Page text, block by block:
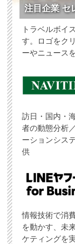
注目企業 セ
トラベルボイ
す。ロゴをク
ーやニュース
訪日・国内・
者の動態分析
ーションシス
供
情報技術で消
を動かす、未
ケティングを実